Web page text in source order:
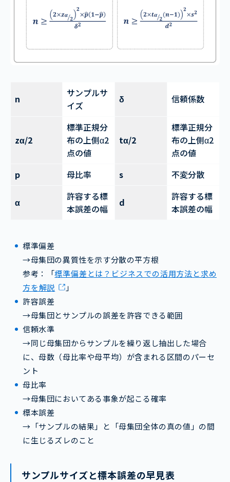
n
サンプルサ
イズ
δ 信頼係数
zα/2
標準正規分
布の上側α2
点の値
tα/2
標準正規分
布の上側α2
点の値
p
母比率 s 不変分散
α
許容する標
本誤差の幅
d
許容する標
本誤差の幅
標準偏差
→母集団の異質性を示す分散の平方根
参考：「標準偏差とは？ビジネスでの活用方法と求め
方を解説
」
許容誤差
→母集団とサンプルの誤差を許容できる範囲
信頼水準
→同じ母集団からサンプルを繰り返し抽出した場合
に、母数（母比率や母平均）が含まれる区間のパーセ
ント
母比率
→母集団においてある事象が起こる確率
標本誤差
→「サンプルの結果」と「母集団全体の真の値」の間
に生じるズレのこと
サンプルサイズと標本誤差の早見表